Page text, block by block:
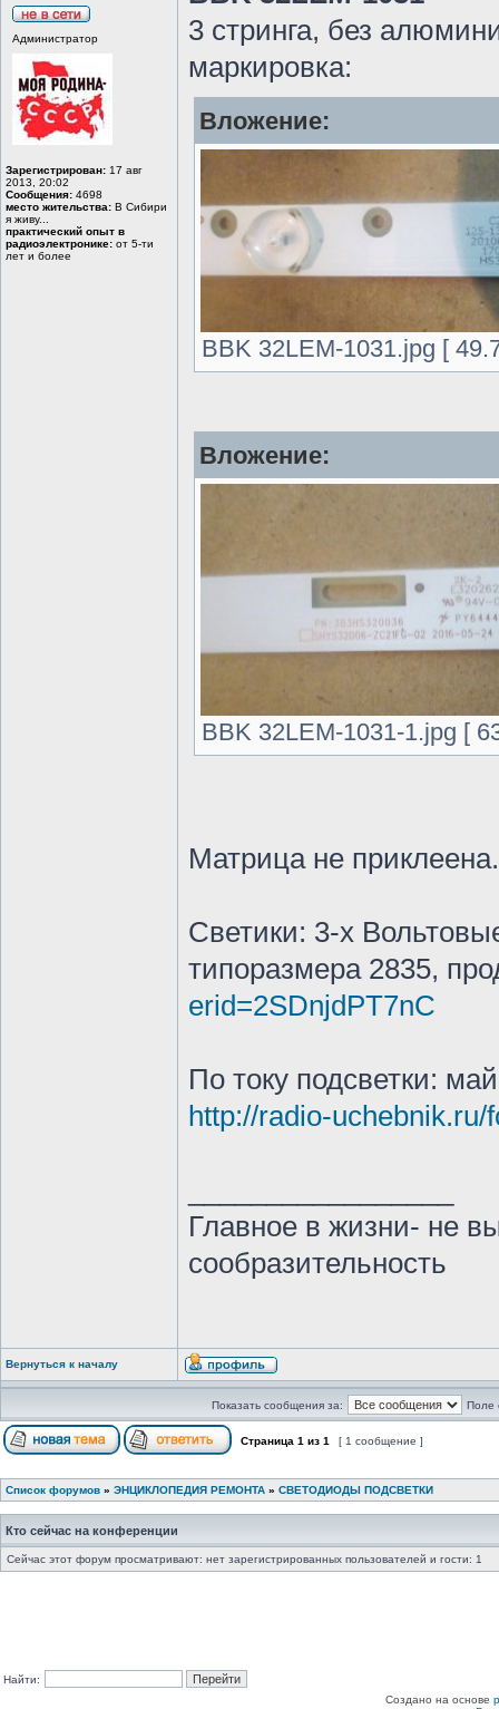
Администратор
Зарегистрирован: 17 авг
2013, 20:02
Сообщения: 4698
место жительства: В Сибири
я живу...
практический опыт в
радиоэлектронике: от 5-ти
лет и более
3 стринга, без
маркировка:
Вложение:
BBK 32LEM-1031.jpg [
Вложение:
BBK 32LEM-1031-1.jpg [
Матрица не приклеена.
Светики: 3-х
типоразмера 2835,
erid=2SDnjdPT7nC
По току подсветки:
http://radio-
Главное в жизни- не
сообразительность
Вернуться к началу
Показать сообщения за: Поле
Страница 1 из 1 [ 1 сообщение ]
Список форумов » ЭНЦИКЛОПЕДИЯ РЕМОНТА » СВЕТОДИОДЫ ПОДСВЕТКИ
Кто сейчас на конференции
Сейчас этот форум просматривают: нет зарегистрированных пользователей и гости: 1
Найти:
Создано на основе